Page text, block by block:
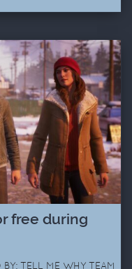
free during
BY: TELL ME WHY TEAM